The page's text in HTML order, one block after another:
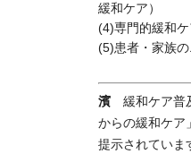
緩和ケア）
(4)専門的緩和ケ
(5)患者・家族
濱 緩和ケア普
からの緩和ケア
提示されていま